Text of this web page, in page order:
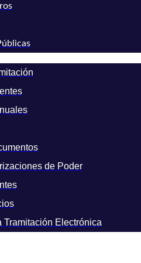
de Poder
Tramitación Electrónica